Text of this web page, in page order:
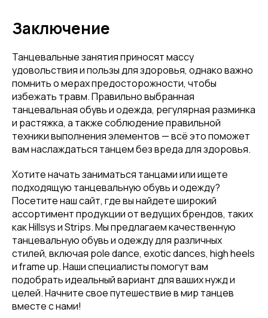
...и узнавай об акциях первой!
Email
Имя
Телефон
Отправить
Нажимая на кнопку, вы даете согласие на обработку своих
персональных данных согласно 152-ФЗ.Подробнее
Заключение
Танцевальные занятия приносят массу
удовольствия и пользы для здоровья, однако важно
помнить о мерах предосторожности, чтобы
избежать травм. Правильно выбранная
танцевальная обувь и одежда, регулярная разминка
и растяжка, а также соблюдение правильной
техники выполнения элементов — всё это поможет
вам наслаждаться танцем без вреда для здоровья.
Хотите начать заниматься танцами или ищете
подходящую танцевальную обувь и одежду?
Посетите наш сайт, где вы найдете широкий
ассортимент продукции от ведущих брендов, таких
как Hillsys и Strips. Мы предлагаем качественную
танцевальную обувь и одежду для различных
стилей, включая pole dance, exotic dances, high heels
и frame up. Наши специалисты помогут вам
подобрать идеальный вариант для ваших нужд и
целей. Начните свое путешествие в мир танцев
вместе с нами!